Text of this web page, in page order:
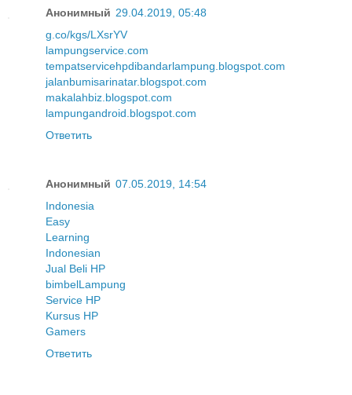
Анонимный 29.04.2019, 05:48
g.co/kgs/LXsrYV
lampungservice.com
tempatservicehpdibandarlampung.blogspot.com
jalanbumisarinatar.blogspot.com
makalahbiz.blogspot.com
lampungandroid.blogspot.com
Ответить
Анонимный 07.05.2019, 14:54
Indonesia
Easy
Learning
Indonesian
Jual Beli HP
bimbelLampung
Service HP
Kursus HP
Gamers
Ответить